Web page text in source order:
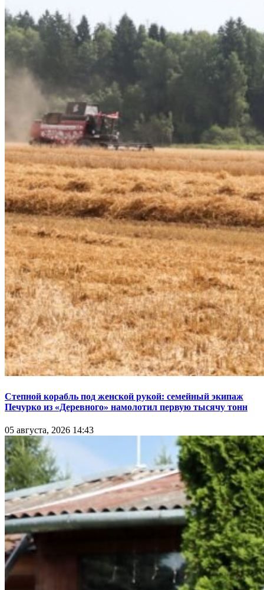
Степной корабль под женской рукой: семейный экипаж
Печурко из «Деревного» намолотил первую тысячу тонн
05 августа, 2026 14:43